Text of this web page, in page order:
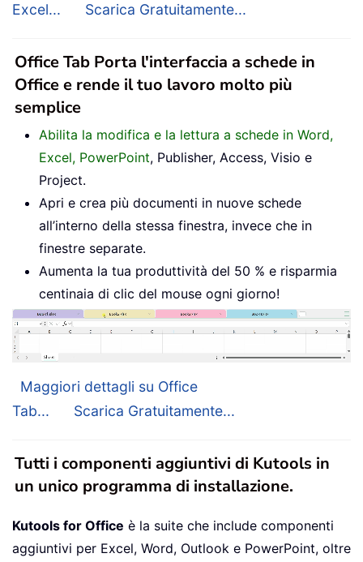
Excel...
Scarica Gratuitamente...
Office Tab Porta l'interfaccia a schede in
Office e rende il tuo lavoro molto più
semplice
Abilita la modifica e la lettura a schede in Word,
Excel, PowerPoint, Publisher, Access, Visio e
Project.
Apri e crea più documenti in nuove schede
all’interno della stessa finestra, invece che in
finestre separate.
Aumenta la tua produttività del 50 % e risparmia
centinaia di clic del mouse ogni giorno!
Maggiori dettagli su Office
Tab...
Scarica Gratuitamente...
Tutti i componenti aggiuntivi di Kutools in
un unico programma di installazione.
Kutools for Office è la suite che include componenti
aggiuntivi per Excel, Word, Outlook e PowerPoint, oltre